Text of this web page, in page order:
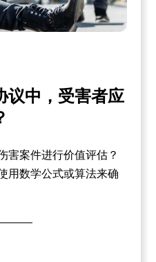
议中，受害者应
害案件进行价值评估？
用数学公式或算法来确